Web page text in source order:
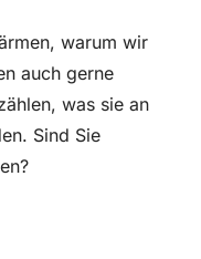
warum wir
auch gerne
was sie an
Sind Sie